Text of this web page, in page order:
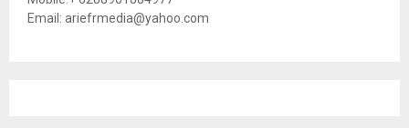
Email: ariefrmedia@yahoo.com